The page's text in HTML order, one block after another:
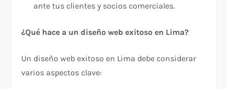
ante tus clientes y socios comerciales.
¿Qué hace a un diseño web exitoso en Lima?
Un diseño web exitoso en Lima debe considerar
varios aspectos clave: